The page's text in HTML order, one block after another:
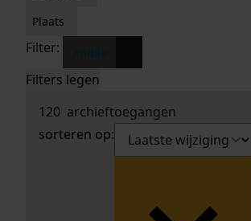
Plaats
Filter:
Filters legen
120 archieftoegangen
sorteren op: